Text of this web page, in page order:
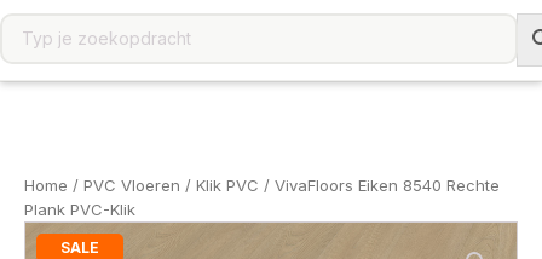
Home / PVC Vloeren / Klik PVC / VivaFloors Eiken 8540 Rechte
Plank PVC-Klik
SALE